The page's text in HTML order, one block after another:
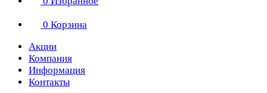
0 Корзина
Акции
Компания
Информация
Контакты